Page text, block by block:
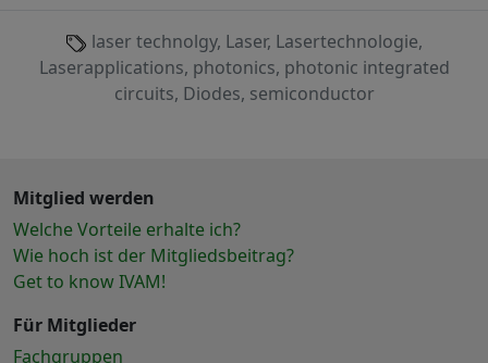
laser technolgy, Laser, Lasertechnologie,
Laserapplications, photonics, photonic integrated
circuits, Diodes, semiconductor
Mitglied werden
Welche Vorteile erhalte ich?
Wie hoch ist der Mitgliedsbeitrag?
Get to know IVAM!
Für Mitglieder
Fachgruppen